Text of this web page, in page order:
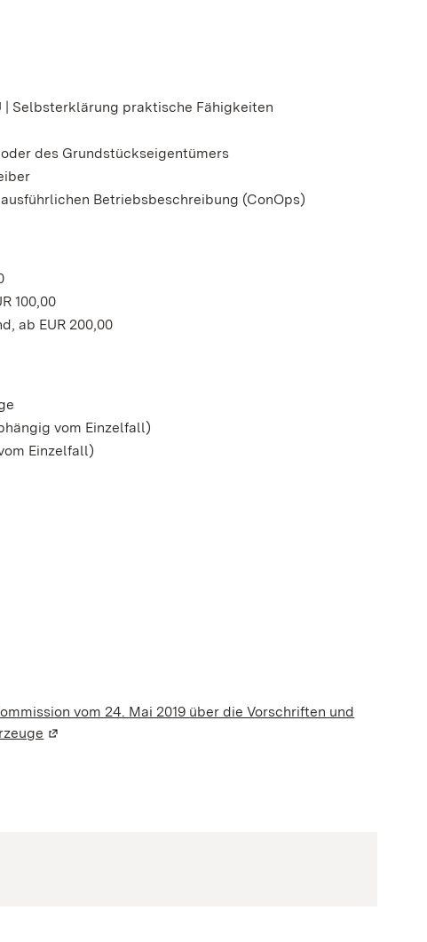
| Selbsterklärung praktische Fähigkeiten
des Grundstückseigentümers
Betriebsbeschreibung (ConOps)
100,00
ab EUR 200,00
vom Einzelfall)
Einzelfall)
Fenster geöffnet)
vom 24. Mai 2019 über die Vorschriften und
(Wird in einem neuen Fenster geöffnet)